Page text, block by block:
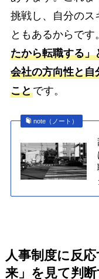
挑戦し、自分のス
ともあるからです
たから転職する」
会社の方向性と自
ことです。
note（ノート）
人事制度に反
来」を見て判断